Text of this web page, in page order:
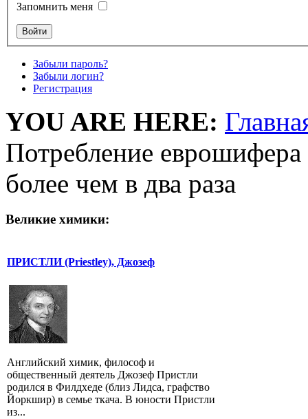
Запомнить меня
Забыли пароль?
Забыли логин?
Регистрация
YOU ARE HERE:
Потребление еврошифера
более чем в два раза
Великие химики:
ПРИСТЛИ (Priestley), Джозеф
Английский химик, философ и
общественный деятель Джозеф Пристли
родился в Филдхеде (близ Лидса, графство
Йоркшир) в семье ткача. В юности Пристли
из...